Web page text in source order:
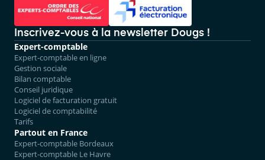
Inscrivez-vous à la newsletter Dougs !
Expert-comptable
Expert-comptable en ligne
Gestion sociale
Bilan comptable
Conseil juridique
Logiciel de facturation gratuit
Logiciel de comptabilité
Tarifs
Partout en France
Expert-comptable Bordeaux
Expert-comptable Le Havre